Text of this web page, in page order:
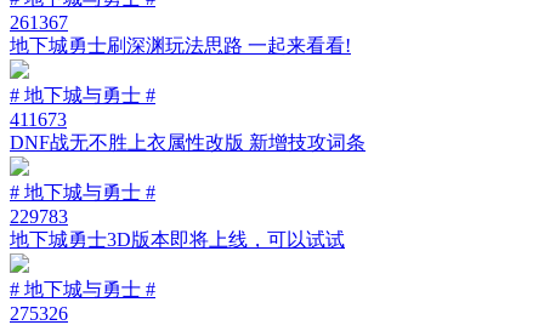
261367
地下城勇士刷深渊玩法思路 一起来看看!
# 地下城与勇士 #
411673
DNF战无不胜上衣属性改版 新增技攻词条
# 地下城与勇士 #
229783
地下城勇士3D版本即将上线，可以试试
# 地下城与勇士 #
275326